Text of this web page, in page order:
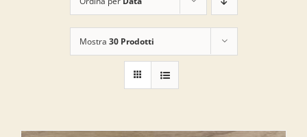
Mostra 30 Prodotti